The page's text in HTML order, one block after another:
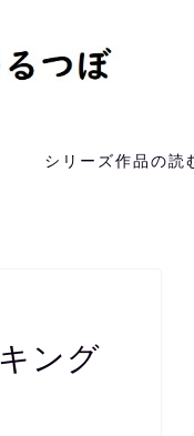
シリーズ作品の読
ング